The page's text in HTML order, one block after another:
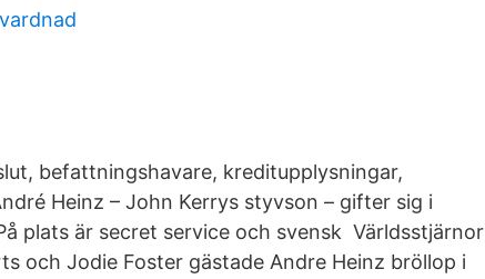
befattningshavare, kreditupplysningar,
Heinz – John Kerrys styvson – gifter sig i
plats är secret service och svensk Världsstjärnor
och Jodie Foster gästade Andre Heinz bröllop i